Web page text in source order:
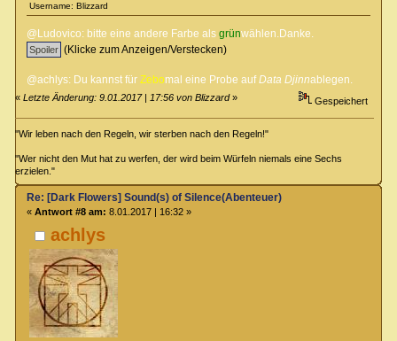
Username: Blizzard
@Ludovico: bitte eine andere Farbe als grünwählen.Danke.
(Klicke zum Anzeigen/Verstecken)
@achlys: Du kannst für Zebomal eine Probe aufData Djinnablegen.
«Letzte Änderung: 9.01.2017 | 17:56 von Blizzard» Gespeichert
"Wir leben nach den Regeln, wir sterben nach den Regeln!"
"Wer nicht den Mut hat zu werfen, der wird beim Würfeln niemals eine Sechs
erzielen."
achlys
Re: [Dark Flowers] Sound(s) of Silence(Abenteuer)
« Antwort #8 am: 8.01.2017 | 16:32 »